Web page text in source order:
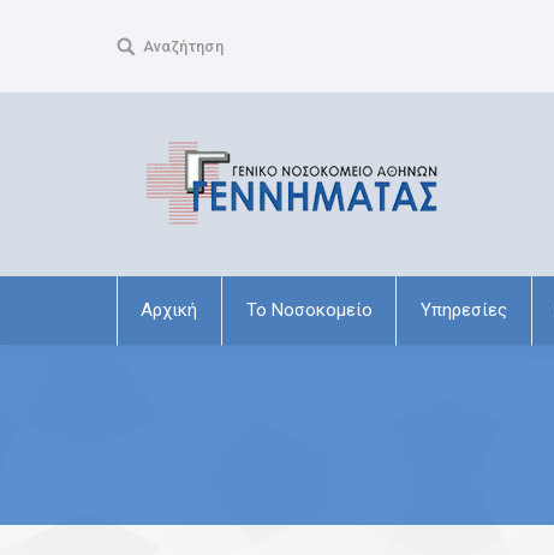
Search:Αναζήτηση
Αρχική Το Νοσοκομείο Υπηρεσίες